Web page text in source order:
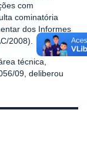
com
cominatória
dos Informes
2008).
técnica,
09, deliberou